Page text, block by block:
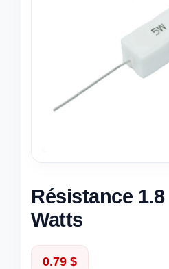
Résistance
Watts
0.79 $